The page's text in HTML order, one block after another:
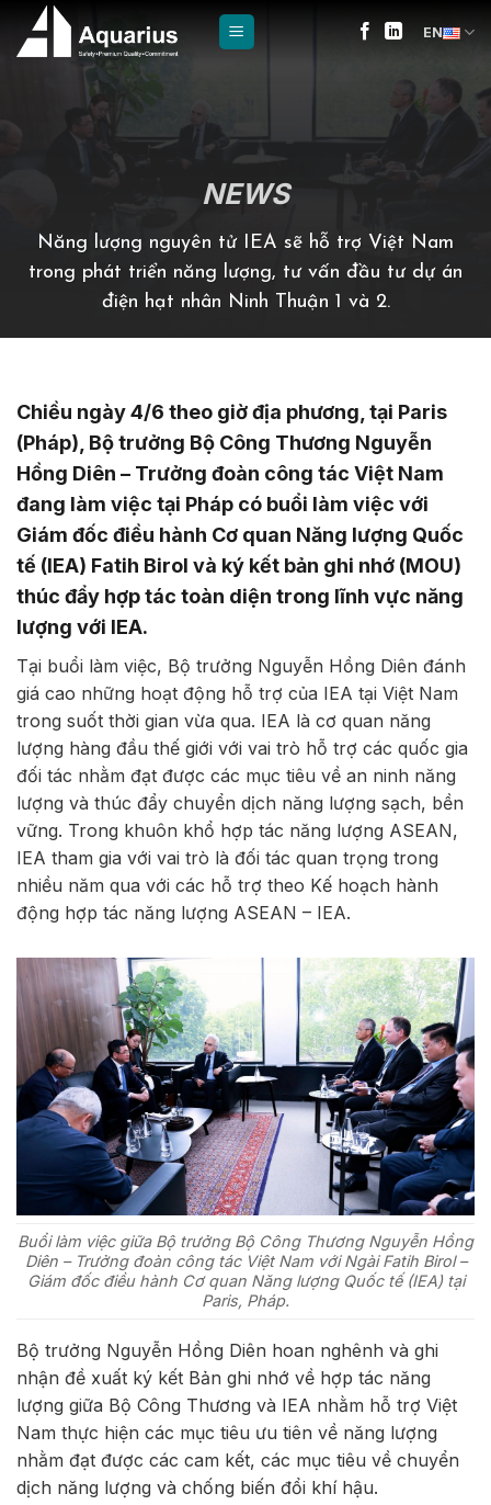
EN
NEWS
Năng lượng nguyên tử IEA sẽ hỗ trợ Việt Nam
trong phát triển năng lượng, tư vấn đầu tư dự án
điện hạt nhân Ninh Thuận 1 và 2.
Chiều ngày 4/6 theo giờ địa phương, tại Paris
(Pháp), Bộ trưởng Bộ Công Thương Nguyễn
Hồng Diên – Trưởng đoàn công tác Việt Nam
đang làm việc tại Pháp có buổi làm việc với
Giám đốc điều hành Cơ quan Năng lượng Quốc
tế (IEA) Fatih Birol và ký kết bản ghi nhớ (MOU)
thúc đẩy hợp tác toàn diện trong lĩnh vực năng
lượng với IEA.
Tại buổi làm việc, Bộ trưởng Nguyễn Hồng Diên đánh
giá cao những hoạt động hỗ trợ của IEA tại Việt Nam
trong suốt thời gian vừa qua. IEA là cơ quan năng
lượng hàng đầu thế giới với vai trò hỗ trợ các quốc gia
đối tác nhằm đạt được các mục tiêu về an ninh năng
lượng và thúc đẩy chuyển dịch năng lượng sạch, bền
vững. Trong khuôn khổ hợp tác năng lượng ASEAN,
IEA tham gia với vai trò là đối tác quan trọng trong
nhiều năm qua với các hỗ trợ theo Kế hoạch hành
động hợp tác năng lượng ASEAN – IEA.
Buổi làm việc giữa Bộ trưởng Bộ Công Thương Nguyễn Hồng
Diên – Trưởng đoàn công tác Việt Nam với Ngài Fatih Birol –
Giám đốc điều hành Cơ quan Năng lượng Quốc tế (IEA) tại
Paris, Pháp.
Bộ trưởng Nguyễn Hồng Diên hoan nghênh và ghi
nhận đề xuất ký kết Bản ghi nhớ về hợp tác năng
lượng giữa Bộ Công Thương và IEA nhằm hỗ trợ Việt
Nam thực hiện các mục tiêu ưu tiên về năng lượng
nhằm đạt được các cam kết, các mục tiêu về chuyển
dịch năng lượng và chống biến đổi khí hậu.